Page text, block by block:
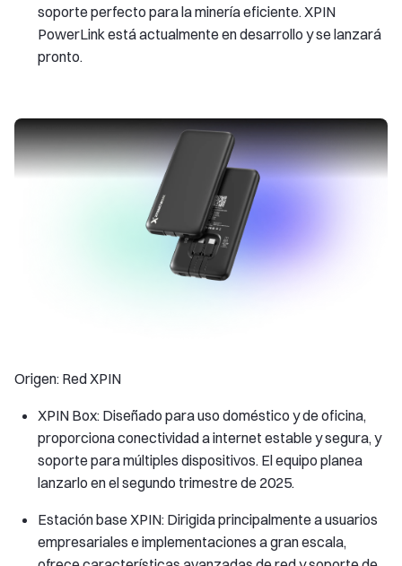
soporte perfecto para la minería eficiente. XPIN
PowerLink está actualmente en desarrollo y se lanzará
pronto.
Origen: Red XPIN
XPIN Box: Diseñado para uso doméstico y de oficina,
proporciona conectividad a internet estable y segura, y
soporte para múltiples dispositivos. El equipo planea
lanzarlo en el segundo trimestre de 2025.
Estación base XPIN: Dirigida principalmente a usuarios
empresariales e implementaciones a gran escala,